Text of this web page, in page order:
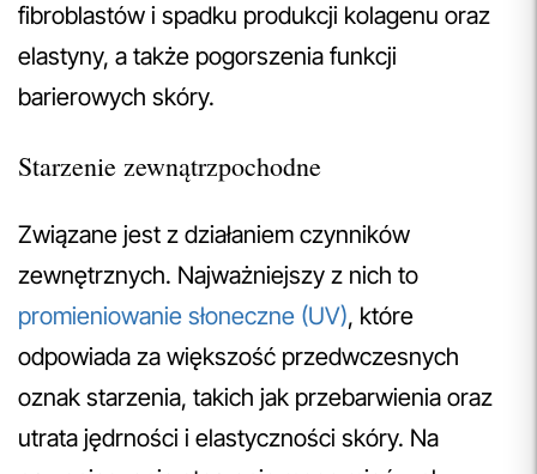
fibroblastów i spadku produkcji kolagenu oraz
elastyny, a także pogorszenia funkcji
barierowych skóry.
Starzenie zewnątrzpochodne
Związane jest z działaniem czynników
zewnętrznych. Najważniejszy z nich to
promieniowanie słoneczne (UV), które
odpowiada za większość przedwczesnych
oznak starzenia, takich jak przebarwienia oraz
utrata jędrności i elastyczności skóry. Na